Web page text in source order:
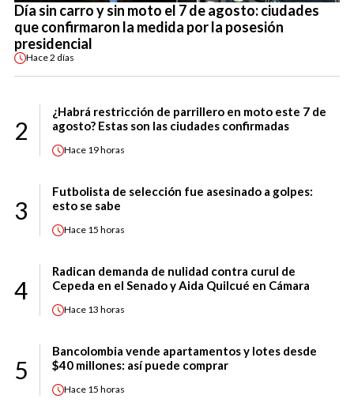
Día sin carro y sin moto el 7 de agosto: ciudades
que confirmaron la medida por la posesión
presidencial
Hace2 días
2
¿Habrá restricción de parrillero en moto este 7 de
agosto? Estas son las ciudades confirmadas
Hace 19 horas
3
Futbolista de selección fue asesinado a golpes:
esto se sabe
Hace 15 horas
4
Radican demanda de nulidad contra curul de
Cepeda en el Senado y Aida Quilcué en Cámara
Hace 13 horas
5
Bancolombia vende apartamentos y lotes desde
$40 millones: así puede comprar
Hace 15 horas